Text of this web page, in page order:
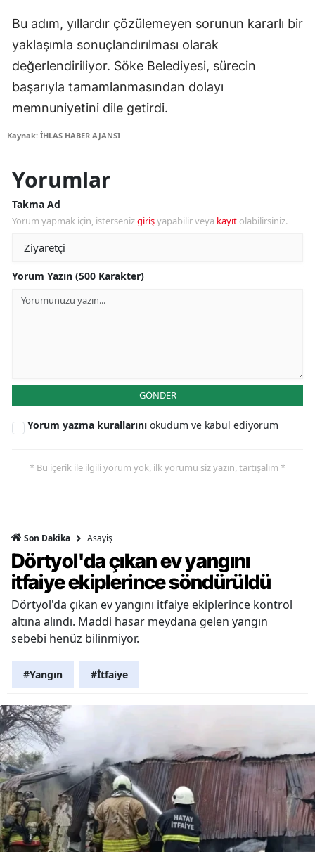
Bu adım, yıllardır çözülemeyen sorunun kararlı bir
yaklaşımla sonuçlandırılması olarak
değerlendiriliyor. Söke Belediyesi, sürecin
başarıyla tamamlanmasından dolayı
memnuniyetini dile getirdi.
Kaynak: İHLAS HABER AJANSI
Yorumlar
Takma Ad
Yorum yapmak için, istersenizgirişyapabilir veya kayıt olabilirsiniz.
Yorum Yazın (500 Karakter)
GÖNDER
Yorum yazma kurallarını okudum ve kabul ediyorum
* Bu içerik ile ilgili yorum yok, ilk yorumu siz yazın, tartışalım *
Son Dakika Asayiş
Dörtyol'da çıkan ev yangını
itfaiye ekiplerince söndürüldü
Dörtyol'da çıkan ev yangını itfaiye ekiplerince kontrol
altına alındı. Maddi hasar meydana gelen yangın
sebebi henüz bilinmiyor.
#Yangın #İtfaiye